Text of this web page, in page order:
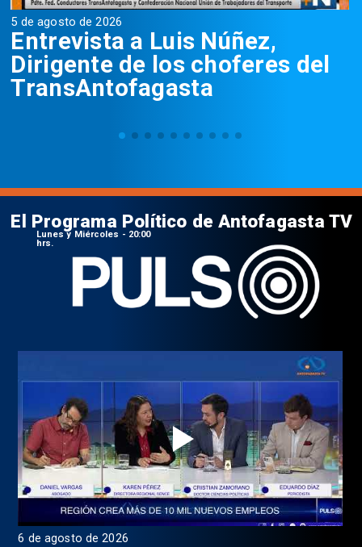
5 de agosto de 2026
Entrevista a Luis Núñez,
Dirigente de los choferes del
TransAntofagasta
6 de agosto de 2026
El Programa Político de Antofagasta TV
Lunes y Miércoles - 20:00
hrs.